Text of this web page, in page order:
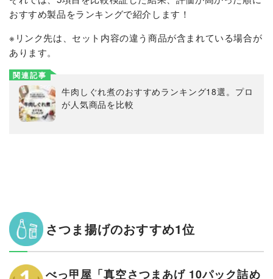
おすすめ製品をランキングで紹介します！
※リンク先は、セット内容の違う商品が含まれている場合が
あります。
関連記事
牛肉しぐれ煮のおすすめランキング18選。プロ
が人気商品を比較
さつま揚げのおすすめ1位
べっ甲屋「真空さつまあげ 10パック詰め